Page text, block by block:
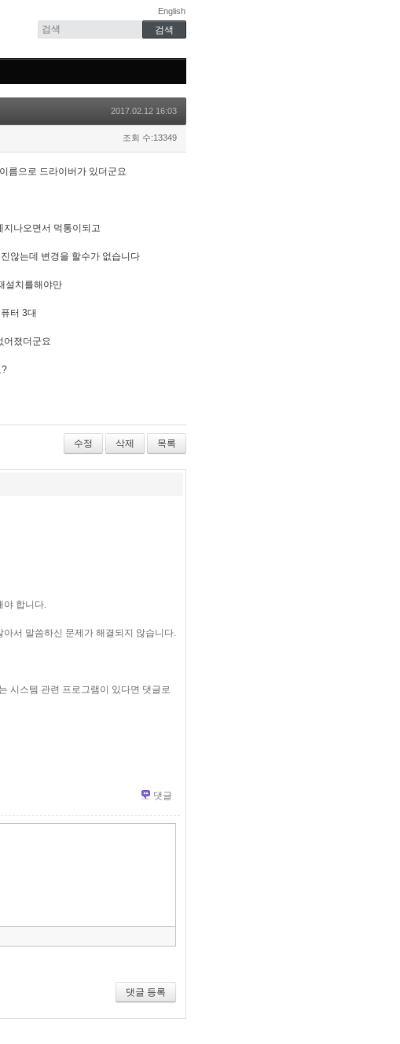
English
2017.02.12 16:03
조회 수:13349
름으로 드라이버가 있더군요
지나오면서 먹통이되고
않는데 변경을 할수가 없습니다
설치를해야만
터 3대
어졌더군요
?
수정 삭제 목록
야 합니다.
서 말씀하신 문제가 해결되지 않습니다.
시스템 관련 프로그램이 있다면 댓글로
댓글
뛰
댓글 등록